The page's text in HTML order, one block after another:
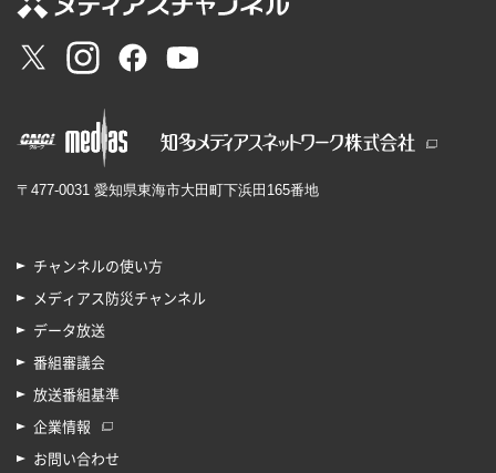
〒477-0031 愛知県東海市大田町下浜田165番地
チャンネルの使い方
メディアス防災チャンネル
データ放送
番組審議会
放送番組基準
企業情報
お問い合わせ